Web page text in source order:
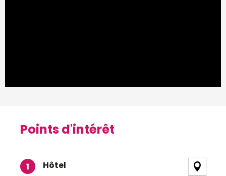
Points d'intérêt
Points d'intérêt
1 Hôtel